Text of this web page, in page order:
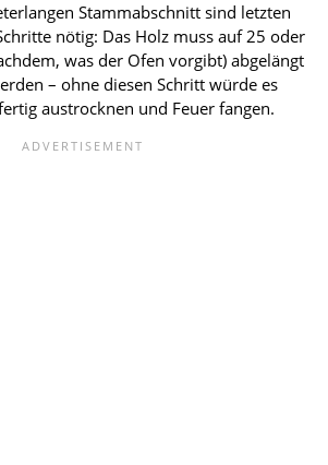
Stammabschnitt sind letzten
nötig: Das Holz muss auf 25 oder
was der Ofen vorgibt) abgelängt
– ohne diesen Schritt würde es
austrocknen und Feuer fangen.